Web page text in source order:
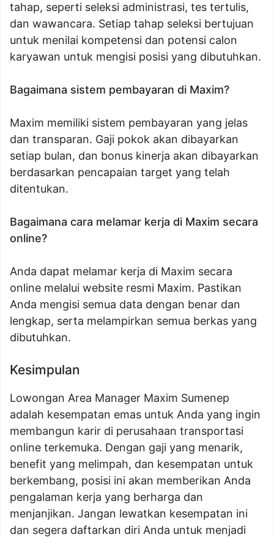
tahap, seperti seleksi administrasi, tes tertulis,
dan wawancara. Setiap tahap seleksi bertujuan
untuk menilai kompetensi dan potensi calon
karyawan untuk mengisi posisi yang dibutuhkan.
Bagaimana sistem pembayaran di Maxim?
Maxim memiliki sistem pembayaran yang jelas
dan transparan. Gaji pokok akan dibayarkan
setiap bulan, dan bonus kinerja akan dibayarkan
berdasarkan pencapaian target yang telah
ditentukan.
Bagaimana cara melamar kerja di Maxim secara
online?
Anda dapat melamar kerja di Maxim secara
online melalui website resmi Maxim. Pastikan
Anda mengisi semua data dengan benar dan
lengkap, serta melampirkan semua berkas yang
dibutuhkan.
Kesimpulan
Lowongan Area Manager Maxim Sumenep
adalah kesempatan emas untuk Anda yang ingin
membangun karir di perusahaan transportasi
online terkemuka. Dengan gaji yang menarik,
benefit yang melimpah, dan kesempatan untuk
berkembang, posisi ini akan memberikan Anda
pengalaman kerja yang berharga dan
menjanjikan. Jangan lewatkan kesempatan ini
dan segera daftarkan diri Anda untuk menjadi